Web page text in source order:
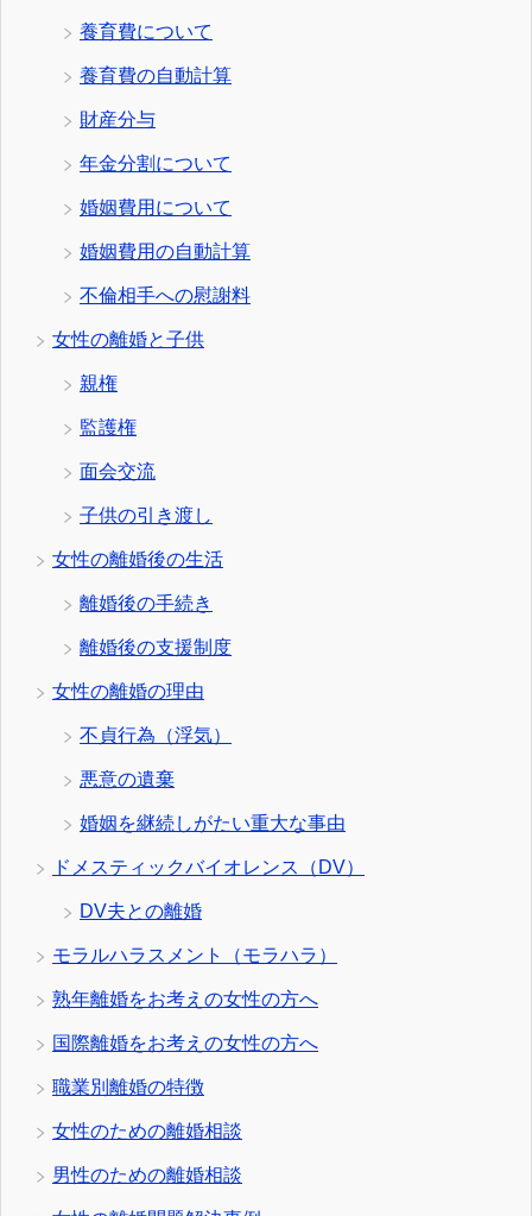
養育費について
養育費の自動計算
財産分与
年金分割について
婚姻費用について
婚姻費用の自動計算
不倫相手への慰謝料
女性の離婚と子供
親権
監護権
面会交流
子供の引き渡し
女性の離婚後の生活
離婚後の手続き
離婚後の支援制度
女性の離婚の理由
不貞行為（浮気）
悪意の遺棄
婚姻を継続しがたい重大な事由
ドメスティックバイオレンス（DV）
DV夫との離婚
モラルハラスメント（モラハラ）
熟年離婚をお考えの女性の方へ
国際離婚をお考えの女性の方へ
職業別離婚の特徴
女性のための離婚相談
男性のための離婚相談